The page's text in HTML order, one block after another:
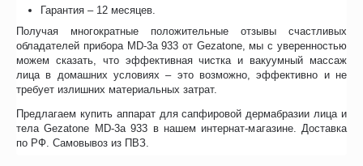
Гарантия – 12 месяцев.
Получая многократные положительные отзывы счастливых
обладателей прибора MD-3a 933 от Gezatone, мы с уверенностью
можем сказать, что эффективная чистка и вакуумный массаж
лица в домашних условиях – это возможно, эффективно и не
требует излишних материальных затрат.
Предлагаем купить аппарат для сапфировой дермабразии лица и
тела Gezatone MD-3a 933 в нашем интернат-магазине. Доставка
по РФ. Самовывоз из ПВЗ.